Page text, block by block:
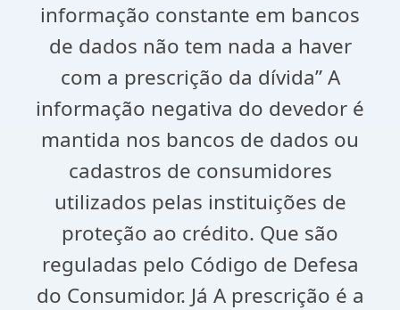
informação constante em bancos
de dados não tem nada a haver
com a prescrição da dívida” A
informação negativa do devedor é
mantida nos bancos de dados ou
cadastros de consumidores
utilizados pelas instituições de
proteção ao crédito. Que são
reguladas pelo Código de Defesa
do Consumidor. Já A prescrição é a